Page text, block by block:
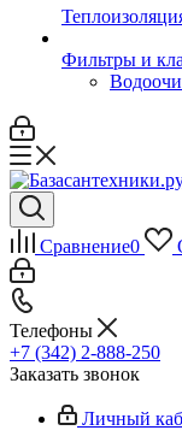
Фильтры и
Сравнение0
Телефоны
+7 (342) 2-888-250
Заказать звонок
Личный